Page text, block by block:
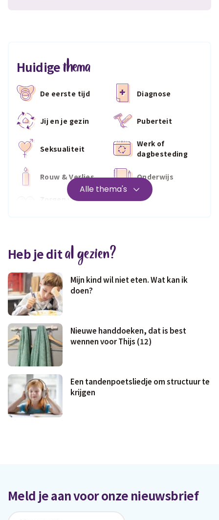
Huidigethema
De eerste tijd Diagnose
Jij en je gezin Puberteit
Seksualiteit
Werk of
dagbesteding
Rouw & Verlies Onderwijs
Zorgen voor
Wonen
Geld & wetten
Alle thema's
Heb je dital gezien?
Mijn kind wil niet eten. Wat kan ik
doen?
Nieuwe handdoeken, dat is best
wennen voor Thijs (12)
Een tandenpoetsliedje om structuur te
krijgen
Meld je aan voor onze nieuwsbrief